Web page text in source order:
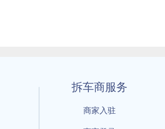
拆车商服务
商家入驻